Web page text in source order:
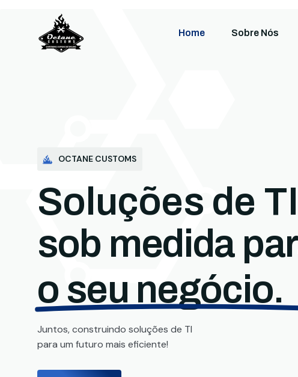
Home Sobre Nós
OCTANE CUSTOMS
Soluções de TI
sob medida
o seu negócio.
Juntos, construindo soluções de TI
para um futuro mais eficiente!